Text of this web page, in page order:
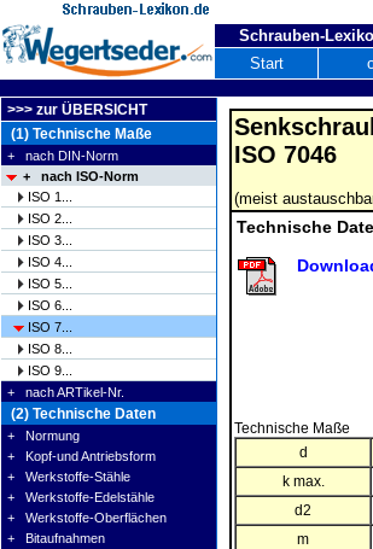
Schrauben-
Start
>>> zur ÜBERSICHT
(1) Technische Maße
+ nach DIN-Norm
+ nach ISO-Norm
ISO 1...
ISO 2...
ISO 3...
ISO 4...
ISO 5...
ISO 6...
ISO 7...
ISO 8...
ISO 9...
+ nach ARTikel-Nr.
(2) Technische Daten
+ Normung
+ Kopf-und Antriebsform
+ Werkstoffe-Stähle
+ Werkstoffe-Edelstähle
+ Werkstoffe-Oberflächen
+ Bitaufnahmen
ISO 7046
(meist
Technische
Technische Maße
d
k max.
d2
m